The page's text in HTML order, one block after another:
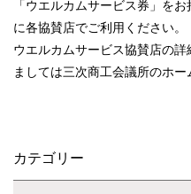
「ウエルカムサービス券」を
に各協賛店でご利用ください。
ウエルカムサービス協賛店の
ましては三次商工会議所のホー
カテゴリー